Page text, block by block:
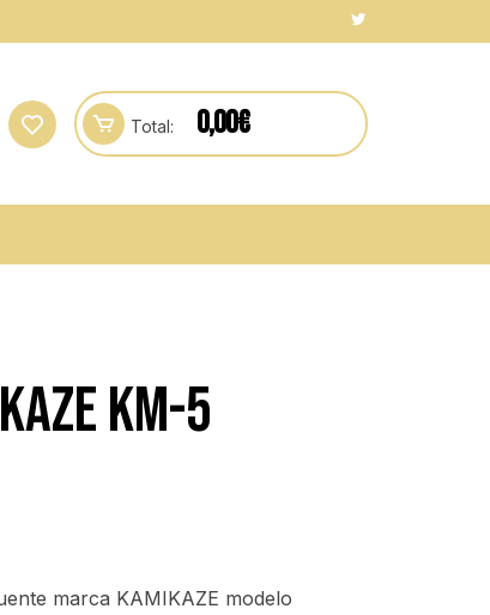
Total: 0,00€
KM-5
marca KAMIKAZE modelo